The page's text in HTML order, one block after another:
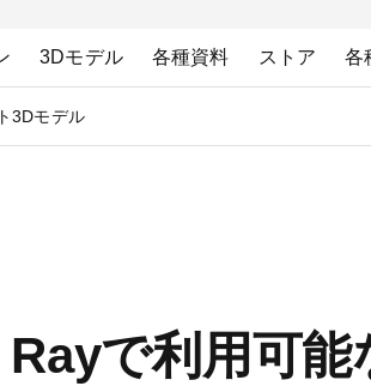
3Dモデル 各種資料 ストア 各
3Dモデル
で利用可能